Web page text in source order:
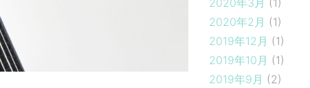
2020年3月 (1)
2020年2月 (1)
2019年12月 (1)
2019年10月 (1)
2019年9月 (2)